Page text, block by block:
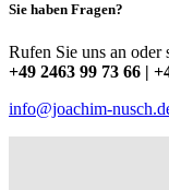
Sie haben Fragen?
Rufen Sie uns an oder
+49 2463 99 73 66 |
info@joachim-